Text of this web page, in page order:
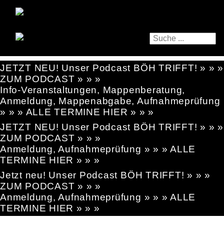
JETZT NEU! Unser Podcast BÖH TRIFFT! » » »
ZUM PODCAST » » »
Info-Veranstaltungen, Mappenberatung,
Anmeldung, Mappenabgabe, Aufnahmeprüfung
» » » ALLE TERMINE HIER » » »
JETZT NEU! Unser Podcast BÖH TRIFFT! » » »
ZUM PODCAST » » »
Anmeldung, Aufnahmeprüfung » » » ALLE
TERMINE HIER » » »
Jetzt neu! Unser Podcast BÖH TRIFFT! » » »
ZUM PODCAST » » »
Anmeldung, Aufnahmeprüfung » » » ALLE
TERMINE HIER » » »